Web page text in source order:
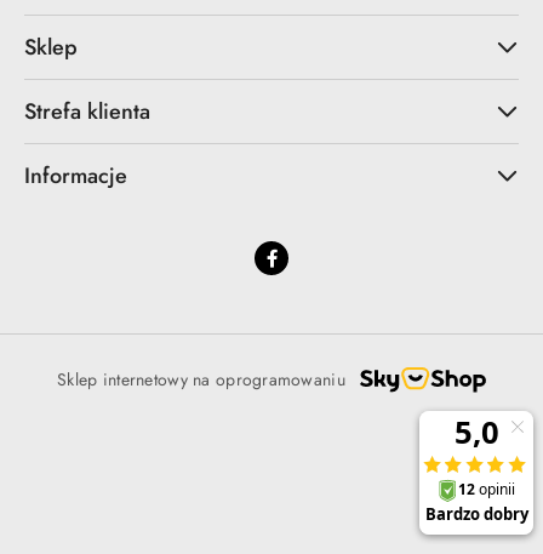
Sklep
Strefa klienta
Informacje
Sklep internetowy na oprogramowaniu